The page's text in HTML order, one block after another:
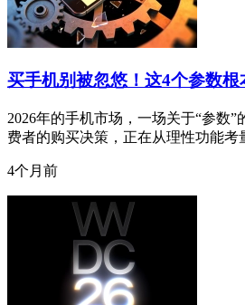
买手机别被忽悠！这4个参数根
2026年的手机市场，一场关于“参数
费者的购买决策，正在从理性功能
4个月前